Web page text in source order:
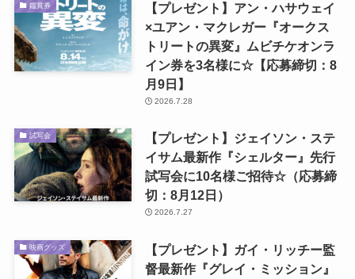
鑑賞券
【プレゼント】アン・ハサウェイ
×ユアン・マクレガー『オークス
トリートの異変』ムビチケオンラ
イン券を3名様に☆【応募締切：8
月9日】
2026.7.28
試写会
【プレゼント】ジェイソン・ステ
イサム最新作『シェルター』先行
試写会に10名様ご招待☆（応募締
切：8月12日）
2026.7.27
映画グッズ
【プレゼント】ガイ・リッチー監
督最新作『グレイ・ミッション』